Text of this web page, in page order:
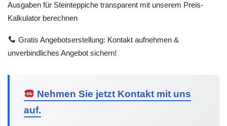
Ausgaben für Steinteppiche transparent mit unserem Preis-
Kalkulator berechnen
Gratis Angebotserstellung: Kontakt aufnehmen &
unverbindliches Angebot sichern!
Nehmen Sie jetzt Kontakt mit uns
auf.